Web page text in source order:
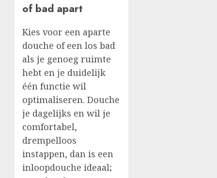
of bad apart
Kies voor een aparte
douche of een los bad
als je genoeg ruimte
hebt en je duidelijk
één functie wil
optimaliseren. Douche
je dagelijks en wil je
comfortabel,
drempelloos
instappen, dan is een
inloopdouche ideaal;